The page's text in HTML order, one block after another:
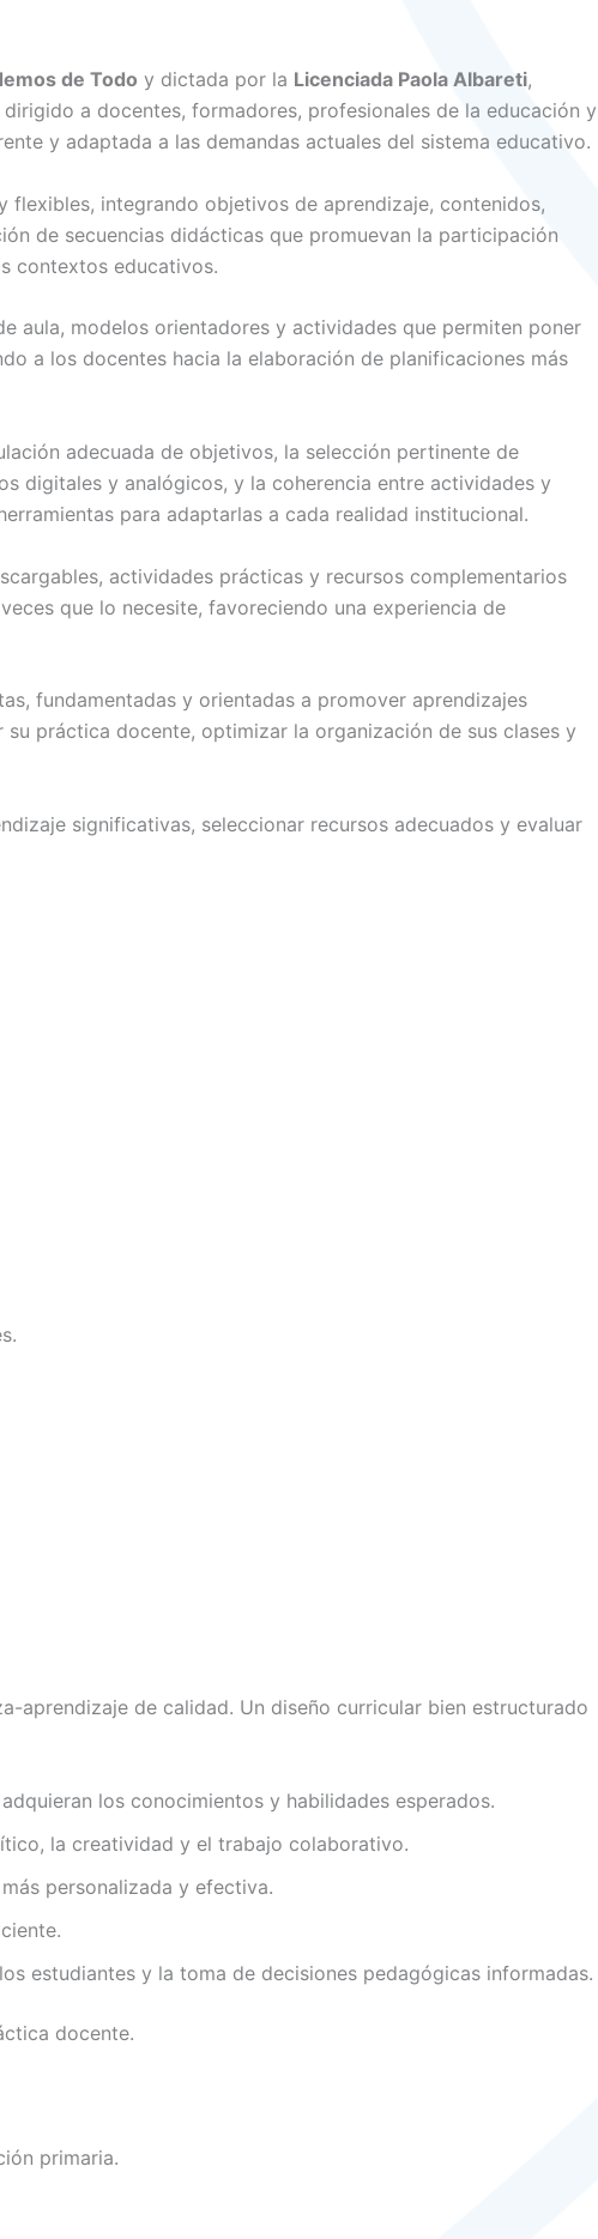
de Todo y dictada por la Licenciada Paola Albareti,
a docentes, formadores, profesionales de la educación y
y adaptada a las demandas actuales del sistema educativo.
integrando objetivos de aprendizaje, contenidos,
de secuencias didácticas que promuevan la participación
contextos educativos.
aula, modelos orientadores y actividades que permiten poner
a los docentes hacia la elaboración de planificaciones más
adecuada de objetivos, la selección pertinente de
digitales y analógicos, y la coherencia entre actividades y
para adaptarlas a cada realidad institucional.
actividades prácticas y recursos complementarios
que lo necesite, favoreciendo una experiencia de
fundamentadas y orientadas a promover aprendizajes
práctica docente, optimizar la organización de sus clases y
significativas, seleccionar recursos adecuados y evaluar
aprendizaje de calidad. Un diseño curricular bien estructurado
los conocimientos y habilidades esperados.
la creatividad y el trabajo colaborativo.
personalizada y efectiva.
estudiantes y la toma de decisiones pedagógicas informadas.
docente.
primaria.